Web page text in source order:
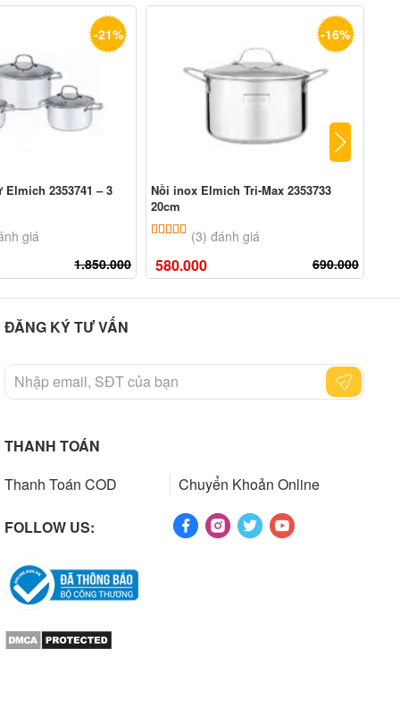
-21%
2353741 – 3
5 dựa trên
giá
1.850.000
-16%
Nồi inox Elmich Tri-Max 2353733
20cm
5.00 trên 5 dựa trên
3(3) đánh giá
580.000 690.000
ĐĂNG KÝ TƯ VẤN
THANH TOÁN
Thanh Toán COD
Chuyển Khoản Online
FOLLOW US: